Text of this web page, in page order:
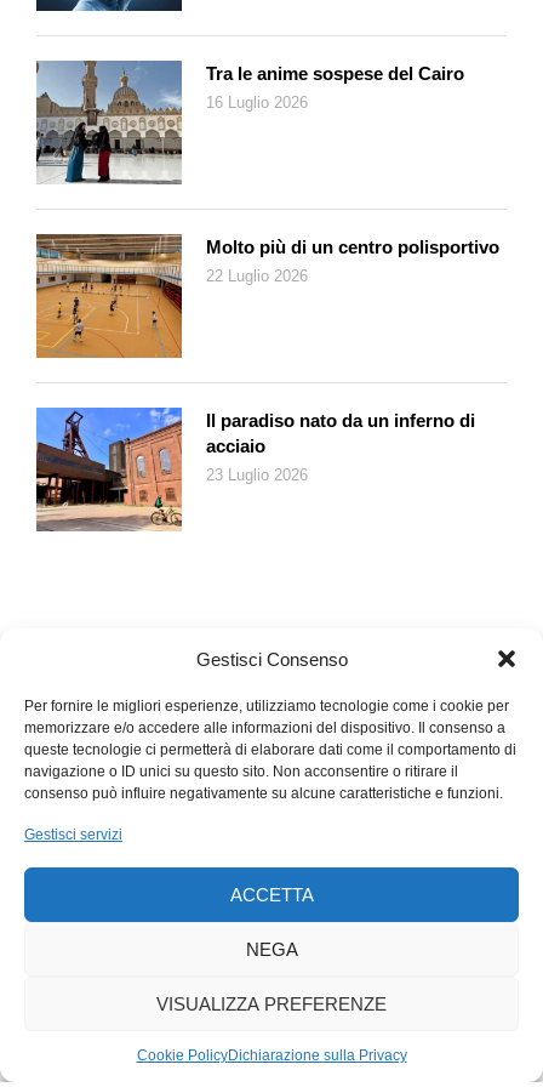
Gestisci Consenso
Per fornire le migliori esperienze, utilizziamo tecnologie come i cookie per
memorizzare e/o accedere alle informazioni del dispositivo. Il consenso a
queste tecnologie ci permetterà di elaborare dati come il comportamento di
navigazione o ID unici su questo sito. Non acconsentire o ritirare il
consenso può influire negativamente su alcune caratteristiche e funzioni.
Gestisci servizi
ACCETTA
NEGA
VISUALIZZA PREFERENZE
Cookie PolicyDichiarazione sulla Privacy
Sempre alla ricerca di un costante dialogo tra storia e
contemporaneità, Ball si appropria della tradizione per
superarla attraverso la sperimentazione tecnologica,
conducendola così verso nuove dimensioni creative.
Tra le anime sospese del Cairo
16 Luglio 2026
Molto più di un centro polisportivo
22 Luglio 2026
Il paradiso nato da un inferno di
acciaio
23 Luglio 2026